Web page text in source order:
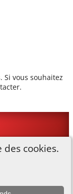
des cookies.
Si vous souhaitez
2026.